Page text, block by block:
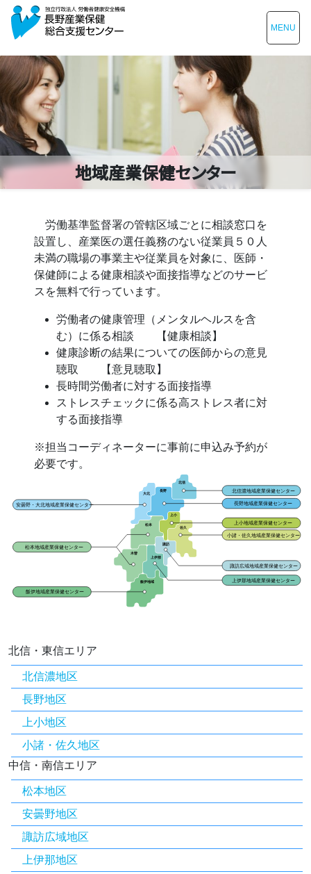
MENU
地域産業保健センター
労働基準監督署の管轄区域ごとに相談窓口を
設置し、産業医の選任義務のない従業員５０人
未満の職場の事業主や従業員を対象に、医師・
保健師による健康相談や面接指導などのサービ
スを無料で行っています。
労働者の健康管理（メンタルヘルスを含
む）に係る相談 【健康相談】
健康診断の結果についての医師からの意見
聴取 【意見聴取】
長時間労働者に対する面接指導
ストレスチェックに係る高ストレス者に対
する面接指導
※担当コーディネーターに事前に申込み予約が
必要です。
飯伊地域
上伊那
木曽
諏訪
佐久
松本
上小
長野
大北
北信
諏訪広域地域産業保健センター
上伊那地域産業保健センター
飯伊地域産業保健センター
安曇野・大北地域産業保健センター
松本地域産業保健センター
小諸・佐久地域産業保健センター
上小地域産業保健センター
長野地域産業保健センター
北信濃地域産業保健センター
北信・東信エリア
北信濃地区
長野地区
上小地区
小諸・佐久地区
中信・南信エリア
松本地区
安曇野地区
諏訪広域地区
上伊那地区